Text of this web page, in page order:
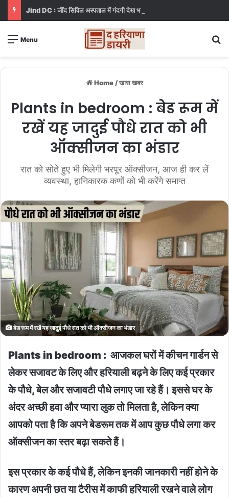
Menu
Home / खास खबर
Plants in bedroom : बेड रूम में
रखें यह जादुई पौधे रात को भी
ऑक्सीजन का भंडार
रात को सोते हुए भी मिलेगी भरपूर ऑक्सीजन, आज ही कर लें
व्यवस्था, हानिकारक कणों को भी करेंगे समाप्त
बेड रूम में रखें यह जादुई पौधे रात को भी ऑक्सीजन का भंडार
Plants in bedroom : आजकल घरों में कीचन गार्डन से
लेकर सजावट के लिए और हरियाली बढ़ने के लिए कई प्रकार
के पौधे, बेल और सजावटी पौधे लगाए जा रहे हैं। इससे घर के
अंदर अच्छी हवा और प्यारा लुक तो मिलता है, लेकिन क्या
आपको पता है कि अपने बेडरूम तक में आप कुछ पौधे लगा कर
ऑक्सीजन का स्तर बढ़ा सकते हैं।
इस प्रकार के कई पौधे हैं, लेकिन इनकी जानकारी नहीं होने के
कारण अपनी छत या टैरीस में काफी हरियाली रखने वाले लोग